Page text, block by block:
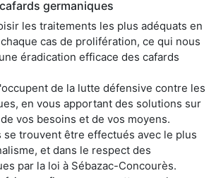
germaniques
les traitements les plus adéquats en
cas de prolifération, ce qui nous
éradication efficace des cafards
de la lutte défensive contre les
en vous apportant des solutions sur
vos besoins et de vos moyens.
se trouvent être effectués avec le plus
et dans le respect des
par la loi à Sébazac-Concourès.